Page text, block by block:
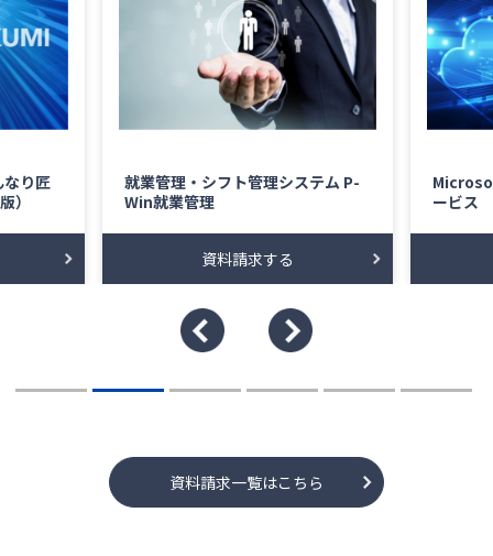
り匠
）
就業管理・シフト管理システム P-
Win就業管理
資料請求する
ービス
資料請求一覧はこちら